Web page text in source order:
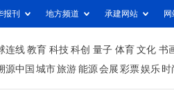
报刊 地方频道 承建网站 网
连线 教育 科技 科创 量子 体育 文化 书
源中国 城市旅游 能源 会展 彩票娱乐 时